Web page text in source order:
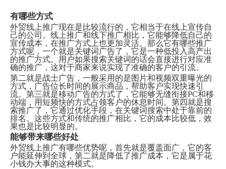
有哪些方式
外贸线上推广现在是比较流行的，它相当于在线上宣传自
己的公司。线上推广和线下推广相比，它能够降低自己的
宣传成本，在推广方式上也更加灵活。那么它有哪些推广
方式呢，一个就是关键词广告了，它是一种低投入高产出
的推广方式。用户如果搜索关键词的话会直接进行对应准
确的推广，这对于商家来说实现了准确的客户的引流。
第二就是战士广告，一般采用的是图片和视频双重曝光的
方式，广告位长时间的展示商品，帮助客户实现快速引
流。第三就是移动广告的方式了，它能够无缝衔接PC和移
动端，用短频快的方式占领客户的休息时间。第四就是搜
索推广了，它通过优化手段，在关键词搜索中处于靠前的
排名。这些方式和传统的推广相比，它的成本比较低，效
果也是比较明显的。
能够带来哪些好处
外贸线上推广有哪些优势呢，首先就是覆盖面广，它的客
户能延伸到全球，第二就是降低了推广成本，它是属于花
小钱办大事的这种模式。